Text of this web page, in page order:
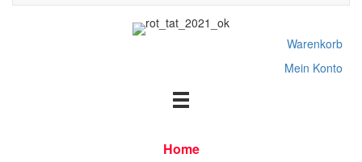
Warenkorb
Mein Konto
Home